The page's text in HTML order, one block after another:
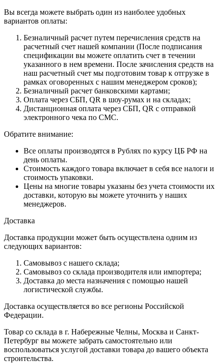
Вы всегда можете выбрать один из наиболее удобных
вариантов оплаты:
Безналичный расчет путем перечисления средств на
расчетный счет нашей компании (После подписания
спецификации вы можете оплатить счет в течении
указанного в нем времени. После зачисления средств на
наш расчетный счет мы подготовим товар к отгрузке в
рамках оговоренных с нашим менеджером сроков);
Безналичный расчет банковскими картами;
Оплата через СБП, QR в шоу-румах и на складах;
Дистанционная оплата через СБП, QR с отправкой
электронного чека по СМС.
Обратите внимание:
Все оплаты производятся в Рублях по курсу ЦБ РФ на
день оплаты.
Стоимость каждого товара включает в себя все налоги и
стоимость упаковки.
Цены на многие товары указаны без учета стоимости их
доставки, которую вы можете уточнить у наших
менеджеров.
Доставка
Доставка продукции может быть осуществлена одним из
следующих вариантов:
Самовывоз с нашего склада;
Самовывоз со склада производителя или импортера;
Доставка до места назначения с помощью нашей
логистической службы.
Доставка осуществляется во все регионы Российской
Федерации.
Товар со склада в г. Набережные Челны, Москва и Санкт-
Петербург вы можете забрать самостоятельно или
воспользоваться услугой доставки товара до вашего объекта
строительства.